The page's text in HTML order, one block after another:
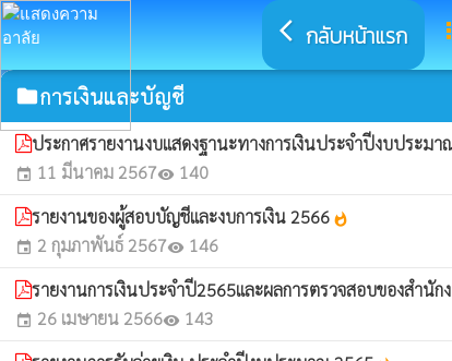
arrow_back_ios กลับหน้าแรก
folderการเงินและบัญชี
ประกาศรายงานงบแสดงฐานะทางการเงินประจำปีงบประม
event 11 มีนาคม 2567visibility 140
รายงานของผู้สอบบัญชีและงบการเงิน 2566 whatshot
event 2 กุมภาพันธ์ 2567visibility 146
รายงานการเงินประจำปี2565และผลการตรวจสอบของสำนั
event 26 เมษายน 2566visibility 143